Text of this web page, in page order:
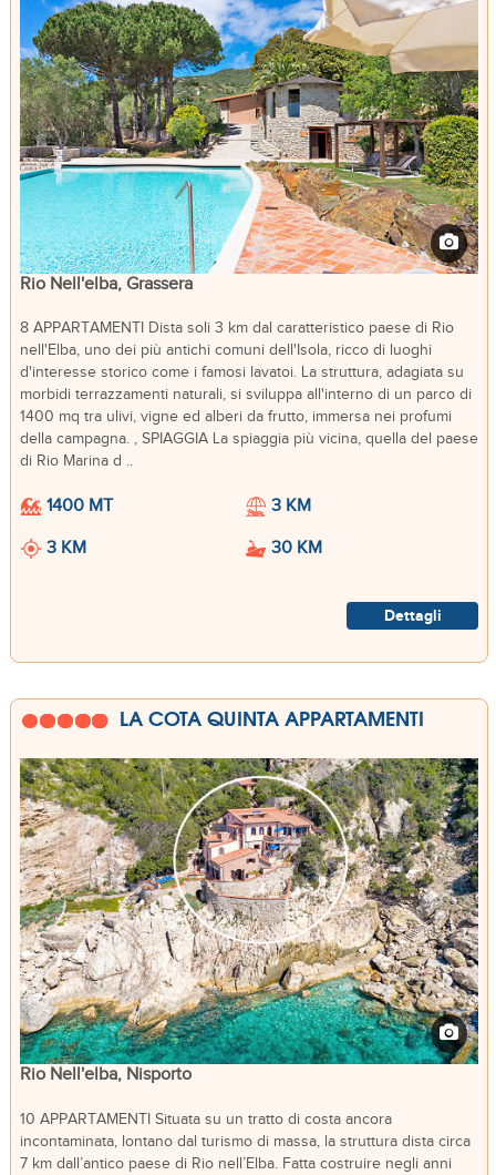
Rio Nell'elba, Grassera
8 APPARTAMENTI Dista soli 3 km dal caratteristico paese di Rio
nell'Elba, uno dei più antichi comuni dell'Isola, ricco di luoghi
d'interesse storico come i famosi lavatoi. La struttura, adagiata su
morbidi terrazzamenti naturali, si sviluppa all'interno di un parco di
1400 mq tra ulivi, vigne ed alberi da frutto, immersa nei profumi
della campagna. , SPIAGGIA La spiaggia più vicina, quella del paese
di Rio Marina d ..
1400 MT
3 KM
3 KM
30 KM
Dettagli
LA COTA QUINTA APPARTAMENTI
Rio Nell'elba, Nisporto
10 APPARTAMENTI Situata su un tratto di costa ancora
incontaminata, lontano dal turismo di massa, la struttura dista circa
7 km dall’antico paese di Rio nell’Elba. Fatta costruire negli anni